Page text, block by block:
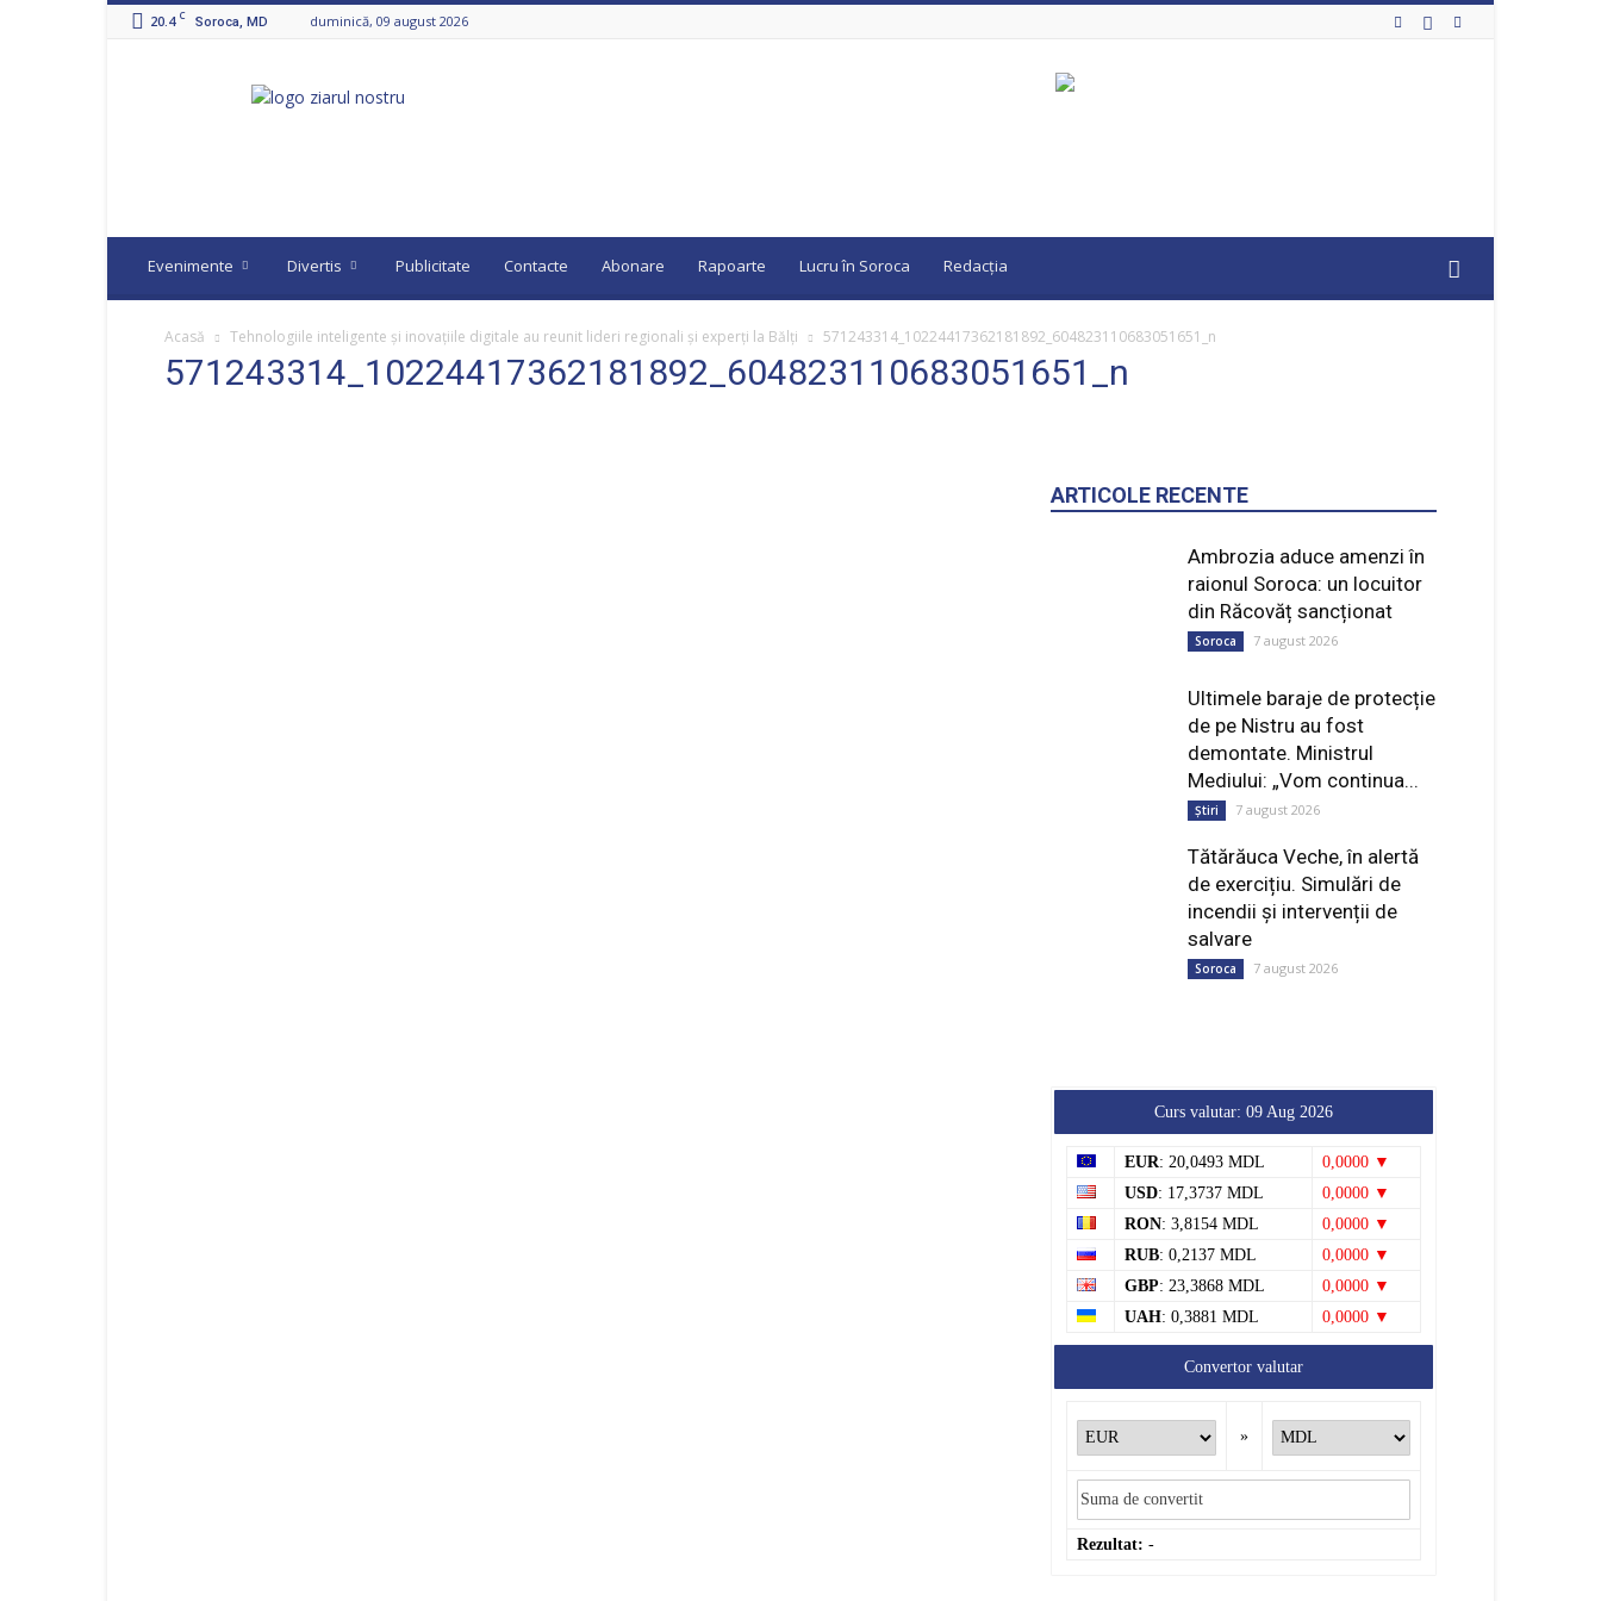
20.4 C Soroca, MD duminică, 09 august 2026
Evenimente Divertis Publicitate Contacte Abonare Rapoarte Lucru în Soroca Redacția
Acasă Tehnologiile inteligente și inovațiile digitale au reunit lideri regionali și experți la Bălți 571243314_10224417362181892_604823110683051651_n
571243314_10224417362181892_604823110683051651_n
ARTICOLE RECENTE
Ambrozia aduce amenzi în
raionul Soroca: un locuitor
din Răcovăț sancționat
Soroca 7 august 2026
Ultimele baraje de protecție
de pe Nistru au fost
demontate. Ministrul
Mediului: „Vom continua...
Știri 7 august 2026
Tătărăuca Veche, în alertă
de exercițiu. Simulări de
incendii și intervenții de
salvare
Soroca 7 august 2026
Curs valutar: 09 Aug 2026
EUR: 20,0493 MDL
0,0000 ▼
USD: 17,3737 MDL
0,0000 ▼
RON: 3,8154 MDL
0,0000 ▼
RUB: 0,2137 MDL
0,0000 ▼
GBP: 23,3868 MDL
0,0000 ▼
UAH: 0,3881 MDL 0,0000 ▼
Convertor valutar
»
Rezultat: -